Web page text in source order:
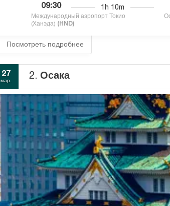
09:30
Международный аэропорт Токио
(Ханэда) (HND)
1h 10m
Посмотреть подробнее
27
мар. 2. Осака